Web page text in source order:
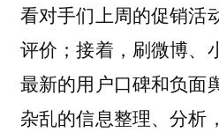
看对手们上周的促销活
评价；接着，刷微博、
最新的用户口碑和负面
杂乱的信息整理、分析